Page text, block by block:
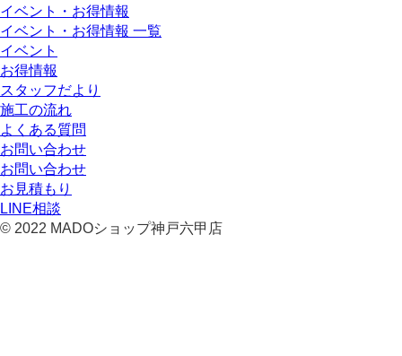
イベント・お得情報
イベント・お得情報 一覧
イベント
お得情報
スタッフだより
施工の流れ
よくある質問
お問い合わせ
お問い合わせ
お見積もり
LINE相談
© 2022 MADOショップ神戸六甲店